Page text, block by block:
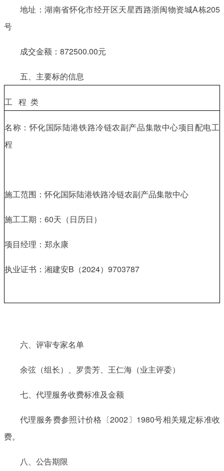
地址：湖南省怀化市经开区天星西路浙闽物资城A栋205
号
成交金额：872500.00元
五、主要标的信息
工 程 类
名称：怀化国际陆港铁路冷链农副产品集散中心项目配电工
程
施工范围：怀化国际陆港铁路冷链农副产品集散中心
施工工期：60天（日历日）
项目经理：郑永康
执业证书：湘建安B（2024）9703787
六、评审专家名单
余弦（组长）、罗贵芳、王仁海（业主评委）
七、代理服务收费标准及金额
代理服务费参照计价格〔2002〕1980号相关规定标准收
费。
八、公告期限